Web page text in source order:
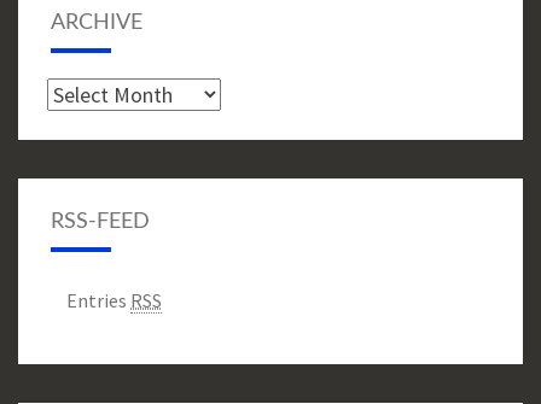
ARCHIVE
Archive
RSS-FEED
Entries RSS